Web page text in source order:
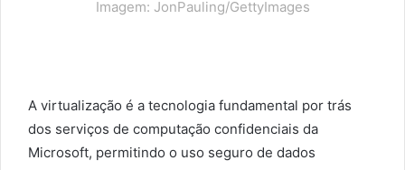
Imagem: JonPauling/GettyImages
A virtualização é a tecnologia fundamental por trás
dos serviços de computação confidenciais da
Microsoft, permitindo o uso seguro de dados